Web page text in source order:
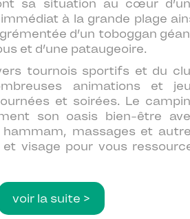
sa situation au cœur
immédiat à la grande plage
d’un toboggan
et d’une pataugeoire.
tournois sportifs et du
animations et
et soirées. Le
son oasis bien-être
hammam, massages et
visage pour vous
voir la suite >